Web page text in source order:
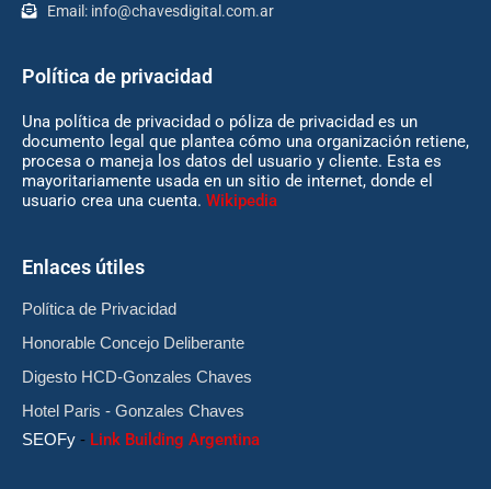
Email: info@chavesdigital.com.ar
Política de privacidad
Una política de privacidad o póliza de privacidad es un
documento legal que plantea cómo una organización retiene,
procesa o maneja los datos del usuario y cliente. Esta es
mayoritariamente usada en un sitio de internet, donde el
usuario crea una cuenta. Wikipedia
Enlaces útiles
Política de Privacidad
Honorable Concejo Deliberante
Digesto HCD-Gonzales Chaves
Hotel Paris - Gonzales Chaves
SEOFy - Link Building Argentina